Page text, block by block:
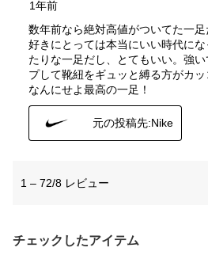
チェックしたアイテム